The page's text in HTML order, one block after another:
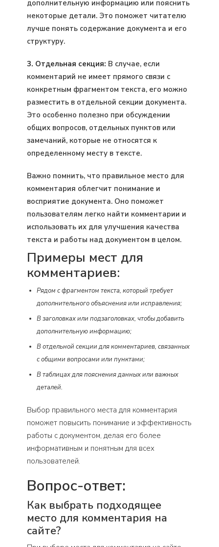
дополнительную информацию или пояснить
некоторые детали. Это поможет читателю
лучше понять содержание документа и его
структуру.
3. Отдельная секция: В случае, если
комментарий не имеет прямого связи с
конкретным фрагментом текста, его можно
разместить в отдельной секции документа.
Это особенно полезно при обсуждении
общих вопросов, отдельных пунктов или
замечаний, которые не относятся к
определенному месту в тексте.
Важно помнить, что правильное место для
комментария облегчит понимание и
восприятие документа. Оно поможет
пользователям легко найти комментарии и
использовать их для улучшения качества
текста и работы над документом в целом.
Примеры мест для
комментариев:
Рядом с фрагментом текста, который требует
дополнительного объяснения или исправления;
В заголовках или подзаголовках, чтобы добавить
дополнительную информацию;
В отдельной секции для комментариев, связанных
с общими вопросами или пунктами;
В таблицах для пояснения данных или важных
деталей.
Выбор правильного места для комментария
поможет повысить понимание и эффективность
работы с документом, делая его более
информативным и понятным для всех
пользователей.
Вопрос-ответ:
Как выбрать подходящее
место для комментария на
сайте?